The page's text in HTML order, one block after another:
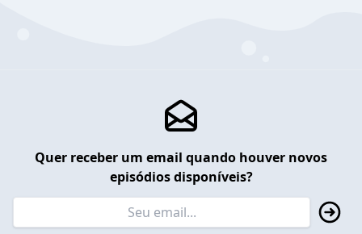
Quer receber um email quando houver novos
episódios disponíveis?